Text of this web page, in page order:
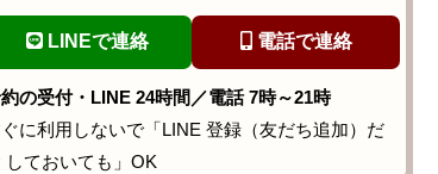
LINEで連絡 電話で連絡
の受付・LINE 24時間／電話 7時～21時
に利用しないで「LINE 登録（友だち追加）だ
しておいても」OK